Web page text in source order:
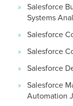
Salesforce
Systems
Salesforce
Salesforce
Salesforce
Salesforce
Automation